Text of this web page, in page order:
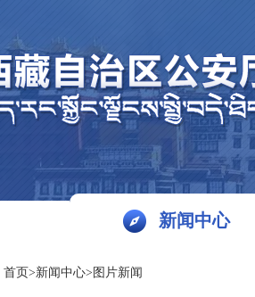
新闻中心
首页>新闻中心> 图片新闻